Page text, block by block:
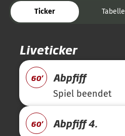
Ticker Tabelle
Liveticker
60' Abpfiff
Spiel beendet
60' Abpfiff 4.